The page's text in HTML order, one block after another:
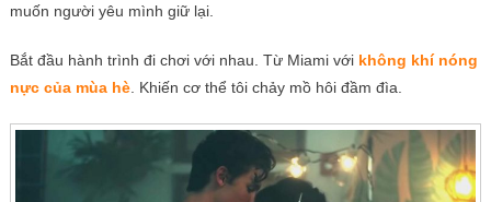
muốn người yêu mình giữ lại.
Bắt đầu hành trình đi chơi với nhau. Từ Miami với không khí nóng
nực của mùa hè. Khiến cơ thể tôi chảy mồ hôi đầm đìa.